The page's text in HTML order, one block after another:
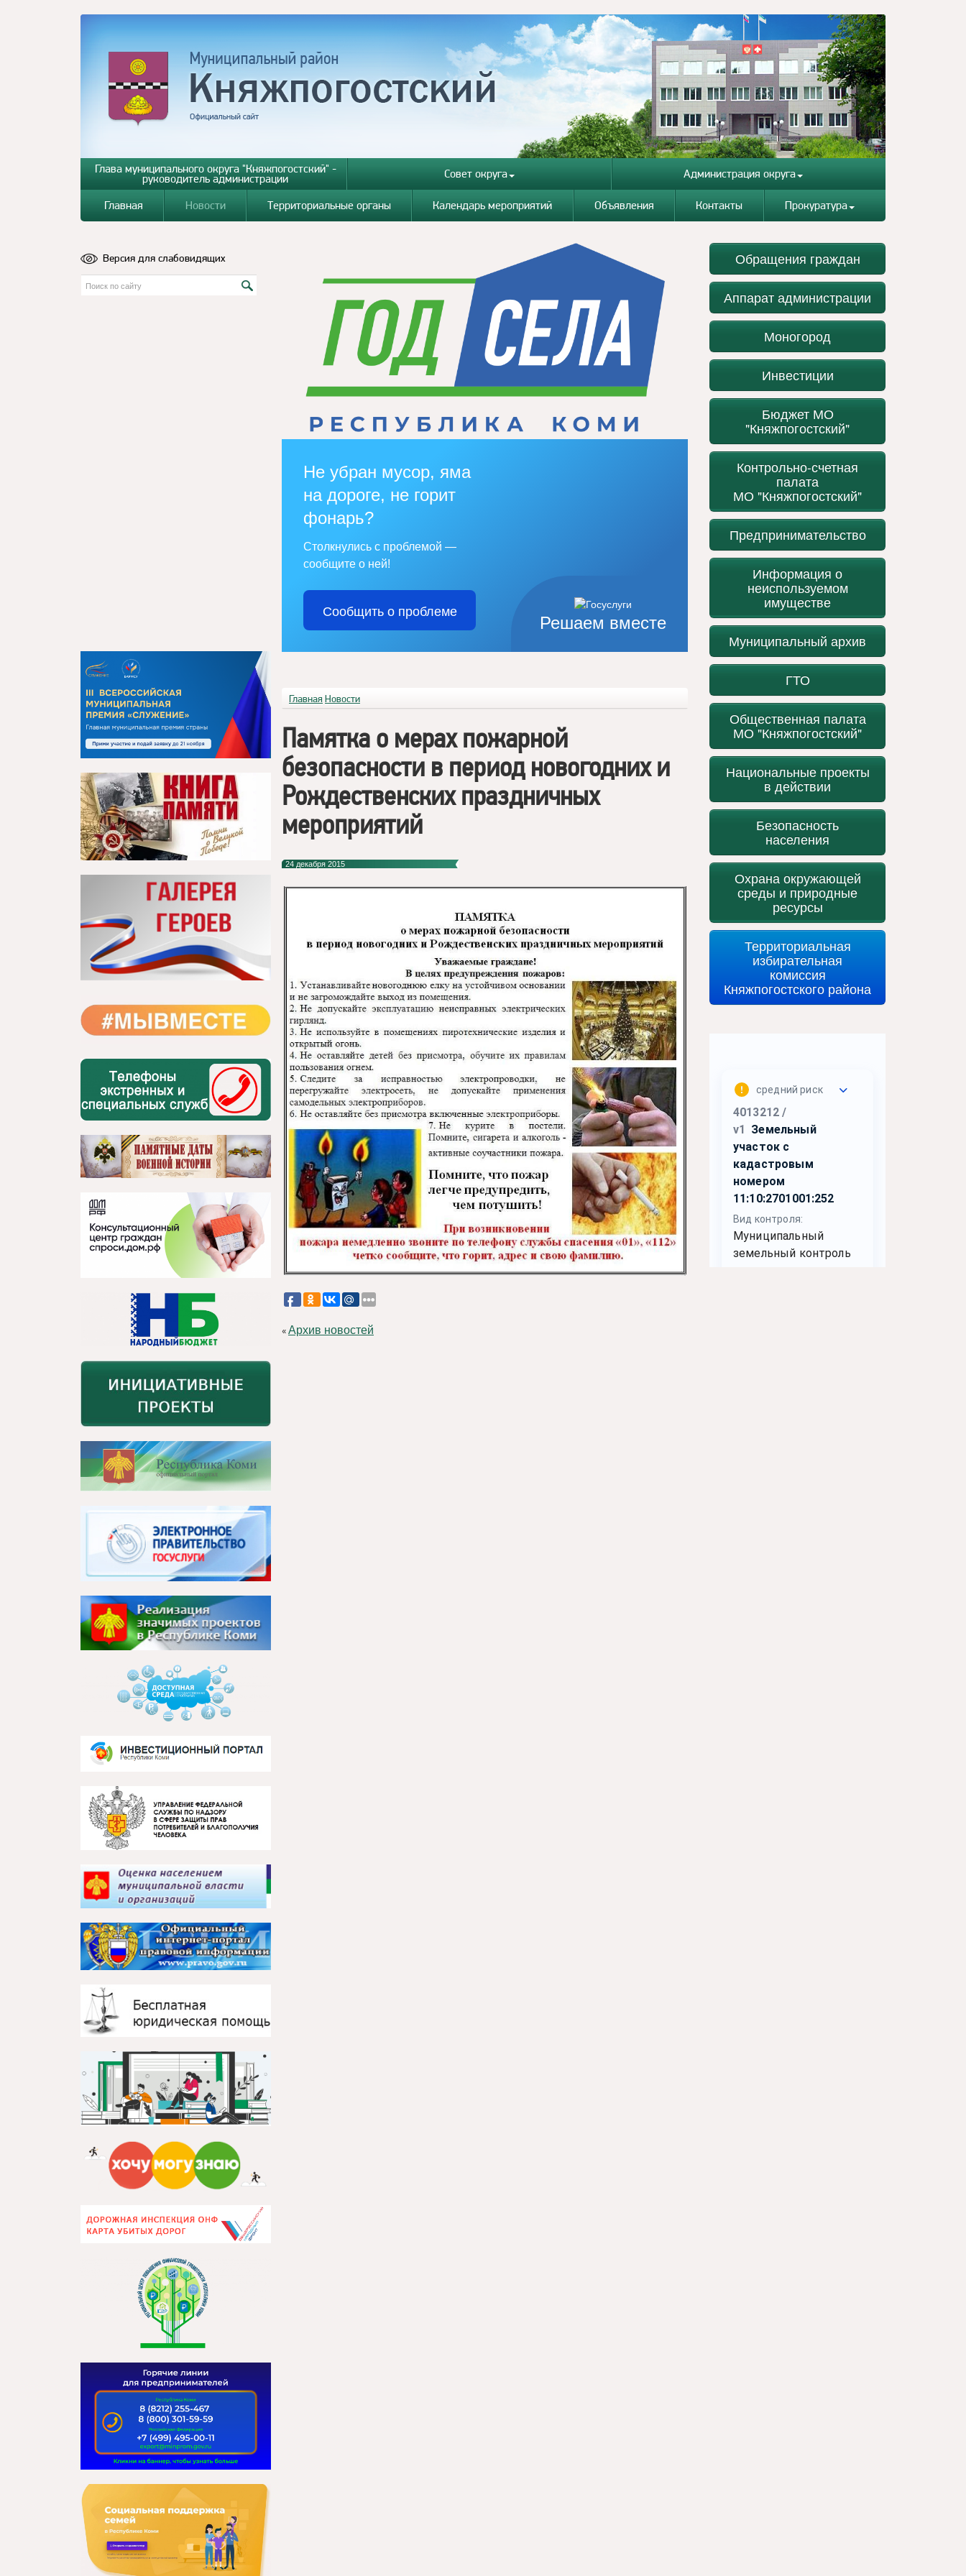
Глава муниципального округа "Княжпогостский" -
руководитель администрации Совет округа Администрация округа
Главная Новости Территориальные органы Календарь мероприятий Объявления Контакты Прокуратура
Версия для слабовидящих
Решаем вместе
Не убран мусор, яма
на дороге, не горит
фонарь?
Столкнулись с проблемой —
сообщите о ней!
Сообщить о проблеме
Главная Новости
Памятка о мерах пожарной
безопасности в период новогодних и
Рождественских праздничных
мероприятий
24 декабря 2015
«Архив новостей
Обращения граждан
Аппарат администрации
Моногород
Инвестиции
Бюджет МО
"Княжпогостский"
Контрольно-счетная
палата
МО "Княжпогостский"
Предпринимательство
Информация о
неиспользуемом
имуществе
Муниципальный архив
ГТО
Общественная палата
МО "Княжпогостский"
Национальные проекты
в действии
Безопасность
населения
Охрана окружающей
среды и природные
ресурсы
Территориальная
избирательная
комиссия
Княжпогостского района